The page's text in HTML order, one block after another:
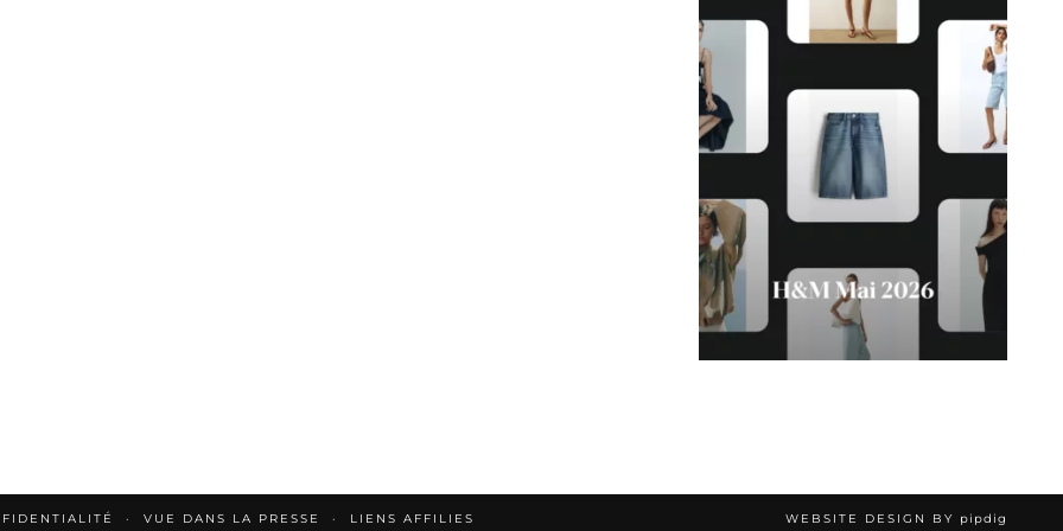
VUE DANS LA PRESSE LIENS AFFILIES WEBSITE DESIGN BY pipdig